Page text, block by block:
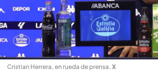
Cristian Herrera, en rueda de prensa. X